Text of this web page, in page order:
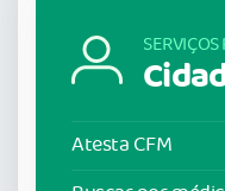
SERVIÇOS
Atesta CFM